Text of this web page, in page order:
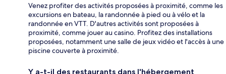
Venez profiter des activités proposées à proximité, comme les
excursions en bateau, la randonnée à pied ou à vélo et la
randonnée en VTT. D'autres activités sont proposées à
proximité, comme jouer au casino. Profitez des installations
proposées, notamment une salle de jeux vidéo et l'accès à une
piscine couverte à proximité.
Y a-t-il des restaurants dans l'hébergement